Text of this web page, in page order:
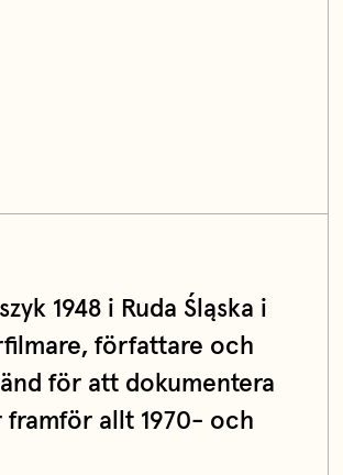
1948 i Ruda Śląska i
författare och
för att dokumentera
allt 1970- och